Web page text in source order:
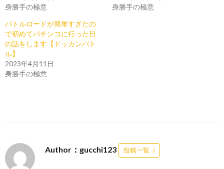
身勝手の極意
身勝手の極意
バトルロードが簡単すぎたの
で初めてパチンコに行った日
の話をします【ドッカンバト
ル】
2023年4月11日
身勝手の極意
Author：gucchi123 投稿一覧